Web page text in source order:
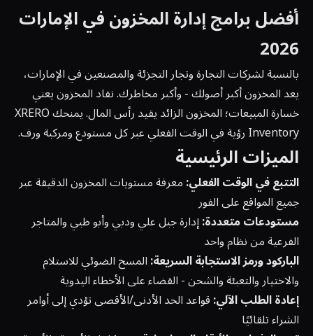
تواصل معنا
أفضل برامج إدارة المخزون في الإمارات
2026
بالنسبة لشركات التجارة وتجار التجزئة والمصنعين في الإمارات،
يعد المخزون أكبر أصولك - وأكبر مخاطرك. نفاد المخزون يعني
خسارة المبيعات؛ المخزون الزائد يقيد رأس المال. يمنحك XRERO
Inventory رؤية في الوقت الفعلي عبر كل مستودع ومركبة ورف.
الميزات الرئيسية
التتبع في الوقت الفعلي:معرفة مستويات المخزون الدقيقة عبر
جميع المواقع على الفور
مستودعات متعددة:إدارة جبل علي ودبي وأبو ظبي والمتاجر
الفرعية من نظام واحد
الباركود ورمز الاستجابة السريعة:المسح الضوئي للاستلام
والاختيار والتعبئة والشحن - القضاء على الأخطاء اليدوية
إعادة الطلب الآلي:قواعد الحد الأدنى/الأقصى تؤدي إلى أوامر
الشراء تلقائيًا